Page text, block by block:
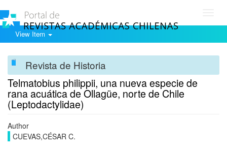
View Item
Revista de Historia
Telmatobius philippii, una nueva especie de
rana acuática de Ollagüe, norte de Chile
(Leptodactylidae)
Author
CUEVAS,CÉSAR C.